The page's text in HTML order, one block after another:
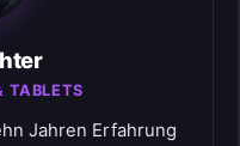
TABLETS
Jahren Erfahrung